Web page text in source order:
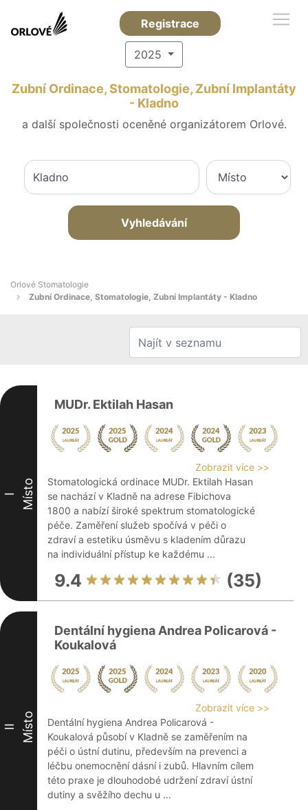
Registrace
2025
Zubní Ordinace, Stomatologie, Zubní Implantáty
- Kladno
a další společnosti oceněné organizátorem Orlové.
Vyhledávání
Orlové Stomatologie
Zubní Ordinace, Stomatologie, Zubní Implantáty - Kladno
I Místo
MUDr. Ektilah Hasan
Zobrazit více >>
Stomatologická ordinace MUDr. Ektilah Hasan
se nachází v Kladně na adrese Fibichova
1800 a nabízí široké spektrum stomatologické
péče. Zaměření služeb spočívá v péči o
zdraví a estetiku úsměvu s kladením důrazu
na individuální přístup ke každému ...
9.4 (35)
II Místo
Dentální hygiena Andrea Policarová -
Koukalová
Zobrazit více >>
Dentální hygiena Andrea Policarová -
Koukalová působí v Kladně se zaměřením na
péči o ústní dutinu, především na prevenci a
léčbu onemocnění dásní i zubů. Hlavním cílem
této praxe je dlouhodobé udržení zdraví ústní
dutiny a svěžího dechu u ...